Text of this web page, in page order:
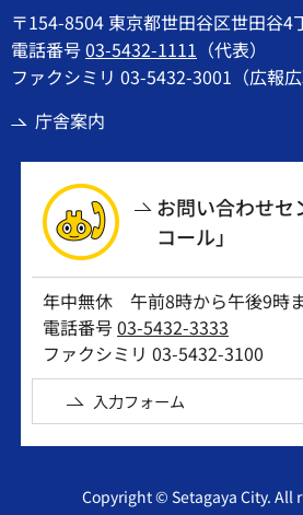
〒154-8504 東京都世田谷区世田谷4
電話番号03-5432-1111 （代表）
ファクシミリ 03-5432-3001（広報広
庁舎案内
お問い合わせセ
コール」
年中無休 午前8時から午後9時
電話番号03-5432-3333
ファクシミリ 03-5432-3100
入力フォーム
Copyright © Setagaya City. All